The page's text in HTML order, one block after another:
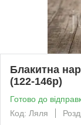
Блакитна
(122-146р)
Готово до
Код: Ляля